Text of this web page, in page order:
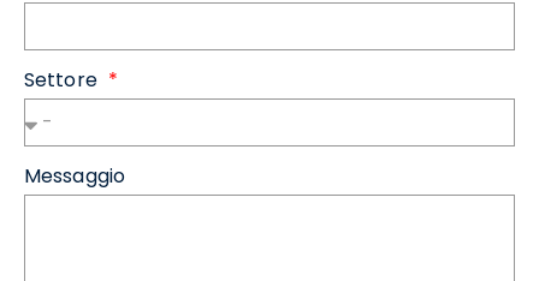
Settore
Messaggio